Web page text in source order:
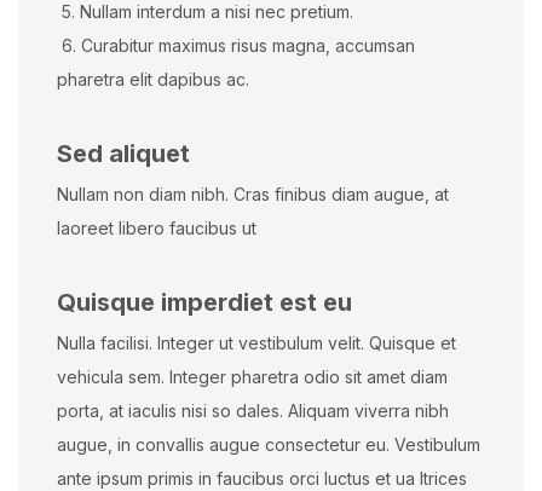
5. Nullam interdum a nisi nec pretium.
6. Curabitur maximus risus magna, accumsan
pharetra elit dapibus ac.
Sed aliquet
Nullam non diam nibh. Cras finibus diam augue, at
laoreet libero faucibus ut
Quisque imperdiet est eu
Nulla facilisi. Integer ut vestibulum velit. Quisque et
vehicula sem. Integer pharetra odio sit amet diam
porta, at iaculis nisi so dales. Aliquam viverra nibh
augue, in convallis augue consectetur eu. Vestibulum
ante ipsum primis in faucibus orci luctus et ua ltrices